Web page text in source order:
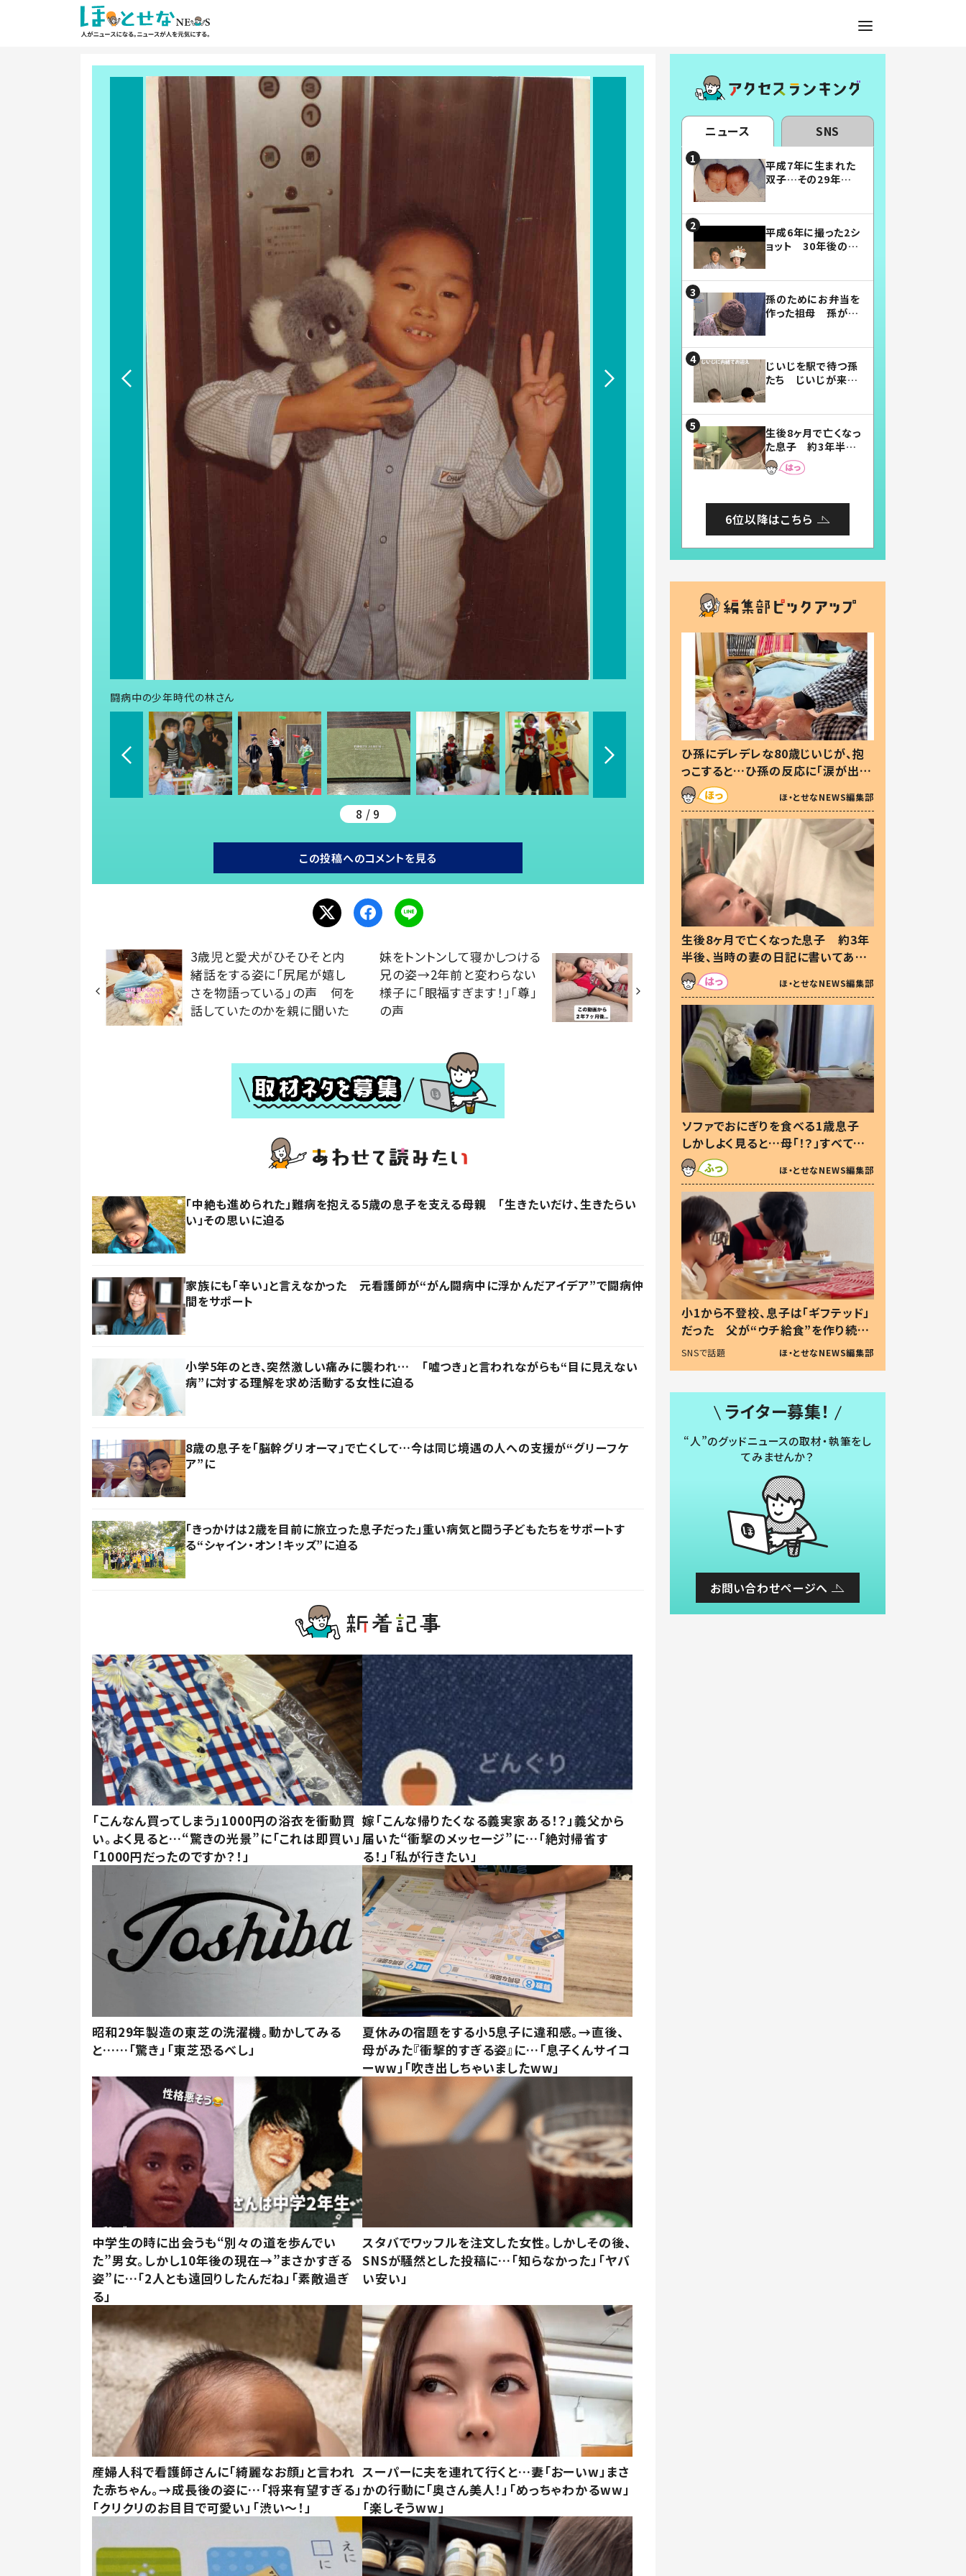
闘病中の少年時代の林さん
8 / 9
この投稿へのコメントを見る
3歳児と愛犬がひそひそと内
緒話をする姿に「尻尾が嬉し
さを物語っている」の声 何を
話していたのかを親に聞いた
妹をトントンして寝かしつける
兄の姿→2年前と変わらない
様子に「眼福すぎます！」「尊」
の声
「中絶も進められた」難病を抱える5歳の息子を支える母親 「生きたいだけ、生きたらい
い」その思いに迫る
家族にも「辛い」と言えなかった 元看護師が“がん闘病中に浮かんだアイデア”で闘病仲
間をサポート
小学5年のとき、突然激しい痛みに襲われ… 「嘘つき」と言われながらも“目に見えない
病”に対する理解を求め活動する女性に迫る
8歳の息子を「脳幹グリオーマ」で亡くして…今は同じ境遇の人への支援が“グリーフケ
ア”に
「きっかけは2歳を目前に旅立った息子だった」重い病気と闘う子どもたちをサポートす
る“シャイン・オン！キッズ”に迫る
「こんなん買ってしまう」1000円の浴衣を衝動買
い。よく見ると…“驚きの光景”に「これは即買い」
「1000円だったのですか？！」
嫁「こんな帰りたくなる義実家ある！？」義父から
届いた“衝撃のメッセージ”に…「絶対帰省す
る！」「私が行きたい」
昭和29年製造の東芝の洗濯機。動かしてみる
と……「驚き」「東芝恐るべし」
夏休みの宿題をする小5息子に違和感。→直後、
母がみた『衝撃的すぎる姿』に…「息子くんサイコ
ーww」「吹き出しちゃいましたww」
中学生の時に出会うも“別々の道を歩んでい
た”男女。しかし10年後の現在→”まさかすぎる
姿”に…「2人とも遠回りしたんだね」「素敵過ぎ
る」
スタバでワッフルを注文した女性。しかしその後、
SNSが騒然とした投稿に…「知らなかった」「ヤバ
い安い」
産婦人科で看護師さんに「綺麗なお顔」と言われ
た赤ちゃん。→成長後の姿に…「将来有望すぎる」
「クリクリのお目目で可愛い」「渋い～！」
スーパーに夫を連れて行くと…妻「おーいw」まさ
かの行動に「奥さん美人！」「めっちゃわかるww」
「楽しそうww」
ニュース SNS
平成7年に生まれた
双子…その29年後
平成6年に撮った2シ
ョット 30年後の姿
孫のためにお弁当を
作った祖母 孫が絶
じいじを駅で待つ孫
たち じいじが来た
まらない」「幸せにな
れる」
生後8ヶ月で亡くなっ
た息子 約3年半
後、当時の妻の日記
に書いてあった本音
6位以降はこちら
ひ孫にデレデレな80歳じいじが、抱
っこすると…ひ孫の反応に「涙が出ま
した」「可愛くて仕方ない」
ほ・とせなNEWS編集部
生後8ヶ月で亡くなった息子 約3年
半後、当時の妻の日記に書いてあっ
た本音とは
ほ・とせなNEWS編集部
ソファでおにぎりを食べる1歳息子
しかしよく見ると…母「！？」すべてを
察した母の投稿に「可愛いから許
す！」「現行犯〜」
ほ・とせなNEWS編集部
小1から不登校、息子は「ギフテッド」
だった 父が“ウチ給食”を作り続け
る理由とは #令和の親 #令和の子
SNSで話題 ほ・とせなNEWS編集部
ライター募集！
“人”のグッドニュースの取材・執筆をし
てみませんか？
お問い合わせページへ